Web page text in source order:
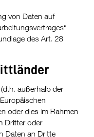
von Daten auf
des Art. 28
außerhalb der
oder dies im Rahmen
Dritter oder
Daten an Dritte